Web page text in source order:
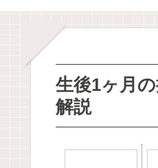
生後1ヶ月
解説